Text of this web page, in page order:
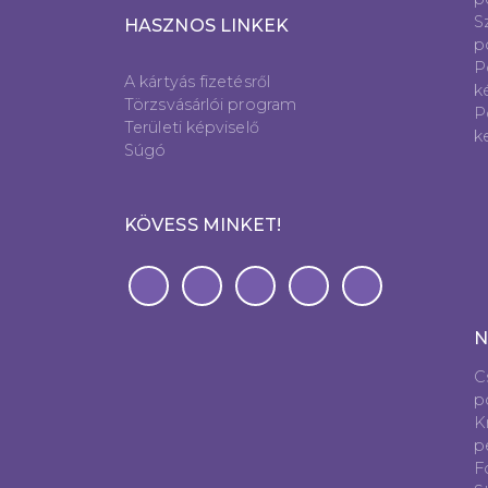
HASZNOS LINKEK
A kártyás fizetésről
Törzsvásárlói program
Területi képviselő
Súgó
KÖVESS MINKET!